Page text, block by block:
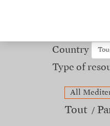
Country
Type of
All
Tout